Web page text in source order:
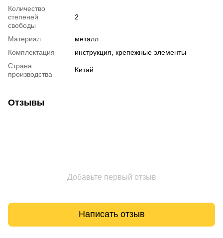
Количество
степеней
свободы
2
Материал
металл
Комплектация
инструкция, крепежные элементы
Страна
производства
Китай
Отзывы
Добавьте первый отзыв
Написать отзыв